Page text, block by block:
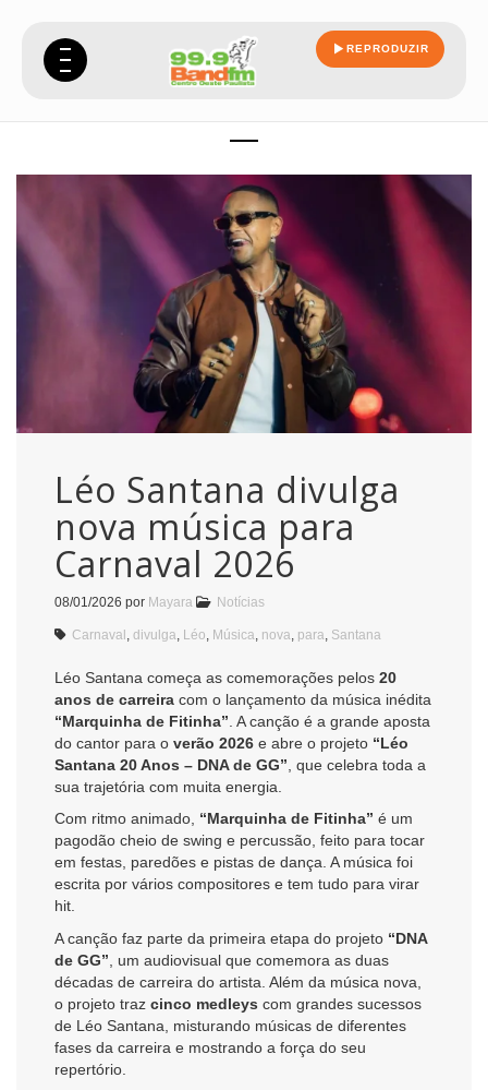
REPRODUZIR
Léo Santana divulga
nova música para
Carnaval 2026
08/01/2026 por Mayara Notícias
Carnaval divulga Léo Música nova para Santana
Léo Santana começa as comemorações pelos 20
anos de carreira com o lançamento da música inédita
“Marquinha de Fitinha” . A canção é a grande aposta
do cantor para o verão 2026 e abre o projeto “Léo
Santana 20 Anos – DNA de GG” , que celebra toda a
sua trajetória com muita energia.
Com ritmo animado, “Marquinha de Fitinha” é um
pagodão cheio de swing e percussão, feito para tocar
em festas, paredões e pistas de dança. A música foi
escrita por vários compositores e tem tudo para virar
hit.
A canção faz parte da primeira etapa do projeto “DNA
de GG” , um audiovisual que comemora as duas
décadas de carreira do artista. Além da música nova,
o projeto traz cinco medleys com grandes sucessos
de Léo Santana, misturando músicas de diferentes
fases da carreira e mostrando a força do seu
repertório.